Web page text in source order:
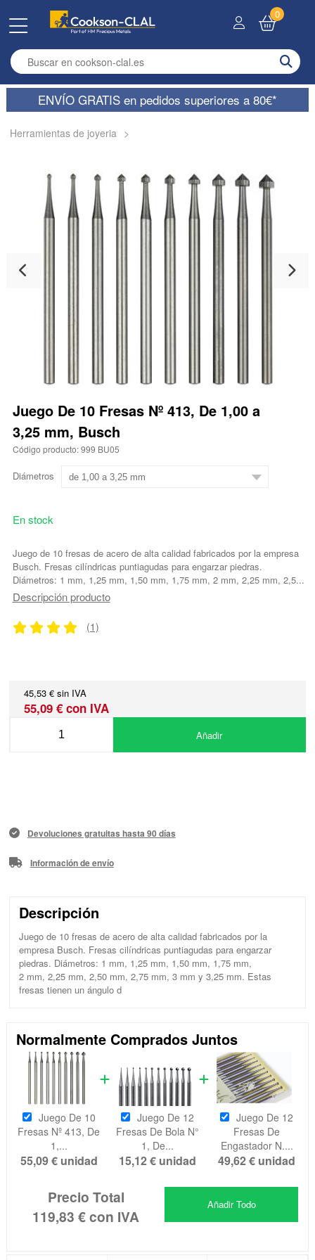
Enter search term
0
ENVÍO GRATIS en pedidos superiores a 80€*
Herramientas de joyeria >
Juego De 10 Fresas Nº 413, De 1,00 a
3,25 mm, Busch
Código producto: 999 BU05
Diámetros
En stock
Juego de 10 fresas de acero de alta calidad fabricados por la empresa
Busch. Fresas cilíndricas puntiagudas para engarzar piedras.
Diámetros: 1 mm, 1,25 mm, 1,50 mm, 1,75 mm, 2 mm, 2,25 mm, 2,5...
Descripción producto
(1)
45,53 € sin IVA
55,09 € con IVA
Añadir
Devoluciones gratuitas hasta 90 días
Información de envío
Descripción
Juego de 10 fresas de acero de alta calidad fabricados por la
empresa Busch. Fresas cilíndricas puntiagudas para engarzar
piedras. Diámetros: 1 mm, 1,25 mm, 1,50 mm, 1,75 mm,
2 mm, 2,25 mm, 2,50 mm, 2,75 mm, 3 mm y 3,25 mm. Estas
fresas tienen un ángulo d
Normalmente Comprados Juntos
Juego De 10
Fresas Nº 413, De
1,...
55,09 € unidad
Juego De 12
Fresas De Bola N°
1, De...
15,12 € unidad
Juego De 12
Fresas De
Engastador N....
49,62 € unidad
Precio Total
119,83 €con IVA
Añadir Todo